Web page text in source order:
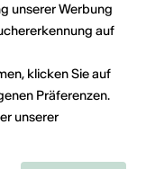
unserer Werbung
auf
klicken Sie auf
Präferenzen.
unserer